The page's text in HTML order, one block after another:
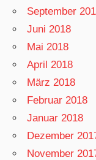
September
Juni 2018
Mai 2018
April 2018
März 2018
Februar 2018
Januar 2018
Dezember
November